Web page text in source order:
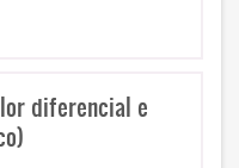
diferencial e